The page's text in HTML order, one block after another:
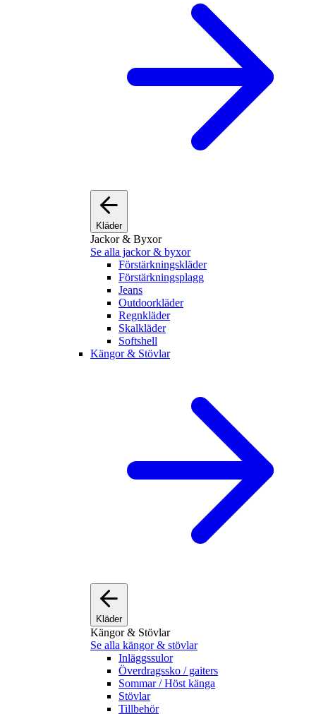
Kläder
Jackor & Byxor
Se alla jackor & byxor
Förstärkningskläder
Förstärkningsplagg
Jeans
Outdoorkläder
Regnkläder
Skalkläder
Softshell
Kängor & Stövlar
Kläder
Kängor & Stövlar
Se alla kängor & stövlar
Inläggssulor
Överdragssko / gaiters
Sommar / Höst känga
Stövlar
Tillbehör